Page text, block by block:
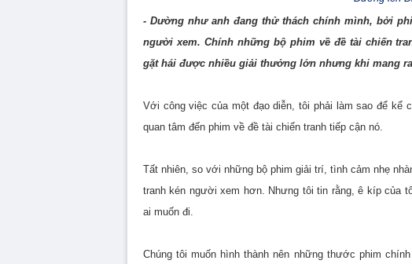
- Dường như anh đang thử thách chính mình, bởi
người xem. Chính những bộ phim về đề tài chiến
gặt hái được nhiều giải thưởng lớn nhưng khi mang
Với công việc của một đạo diễn, tôi phải làm sao để kể
quan tâm đến phim về đề tài chiến tranh tiếp cận nó.
Tất nhiên, so với những bộ phim giải trí, tình cảm nhẹ
tranh kén người xem hơn. Nhưng tôi tin rằng, ê kíp của
ai muốn đi.
Chúng tôi muốn hình thành nên những thước phim